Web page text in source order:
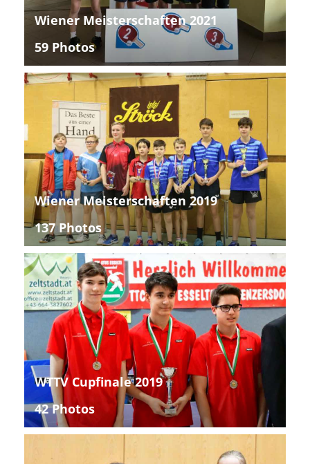
Wiener Meisterschaften 2021
59 Photos
Wiener Meisterschaften 2019
137 Photos
WTTV Cupfinale 2019
42 Photos